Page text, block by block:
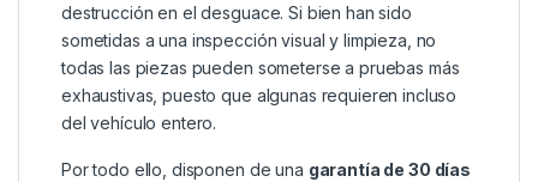
destrucción en el desguace. Si bien han sido
sometidas a una inspección visual y limpieza, no
todas las piezas pueden someterse a pruebas más
exhaustivas, puesto que algunas requieren incluso
del vehículo entero.
Por todo ello, disponen de una garantía de 30 días